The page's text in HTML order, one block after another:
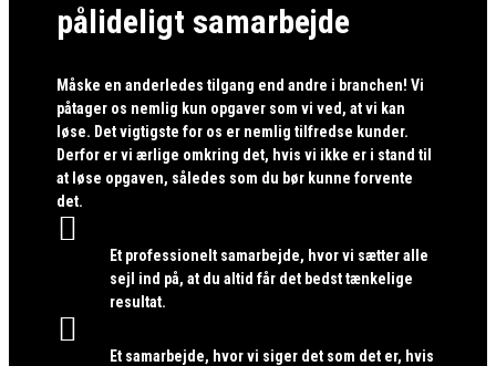
pålideligt samarbejde
Måske en anderledes tilgang end andre i branchen! Vi
påtager os nemlig kun opgaver som vi ved, at vi kan
løse. Det vigtigste for os er nemlig tilfredse kunder.
Derfor er vi ærlige omkring det, hvis vi ikke er i stand til
at løse opgaven, således som du bør kunne forvente
det.

Et professionelt samarbejde, hvor vi sætter alle
sejl ind på, at du altid får det bedst tænkelige
resultat.

Et samarbejde, hvor vi siger det som det er, hvis